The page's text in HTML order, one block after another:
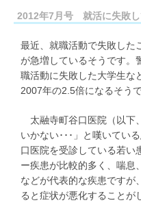
2012年7月号 就活に失敗し
最近、就職活動で失敗した
が急増しているそうです。
職活動に失敗した大学生な
2007年の2.5倍になるそうで
太融寺町谷口医院（以下
いかない･･･」と嘆いてい
口医院を受診している若い
ー疾患が比較的多く、喘息
などが代表的な疾患ですが
ると症状が悪化することが